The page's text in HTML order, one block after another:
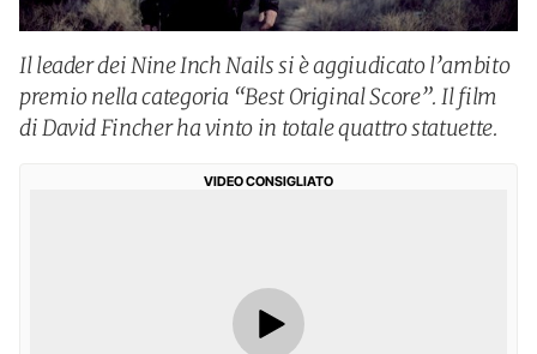
Il leader dei Nine Inch Nails si è aggiudicato l’ambito
premio nella categoria “Best Original Score”. Il film
di David Fincher ha vinto in totale quattro statuette.
VIDEO CONSIGLIATO